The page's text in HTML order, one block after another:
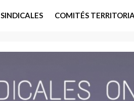
COMITÉS